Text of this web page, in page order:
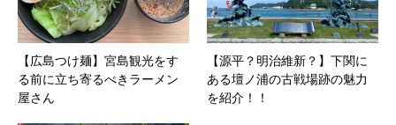
【広島つけ麺】宮島観光をす
る前に立ち寄るべきラーメン
屋さん
【源平？明治維新？】下関に
ある壇ノ浦の古戦場跡の魅力
を紹介！！